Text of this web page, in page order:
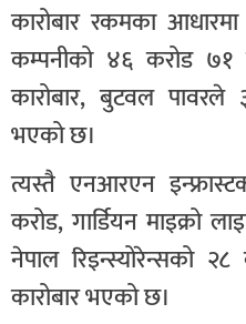
कारोबार रकमका आधारमा
कम्पनीको ४६ करोड ७१
कारोबार, बुटवल पावरले
भएको छ।
त्यस्तै एनआरएन
करोड, गार्डियन माइक्रो
नेपाल रिइन्स्योरेन्सको
कारोबार भएको छ।